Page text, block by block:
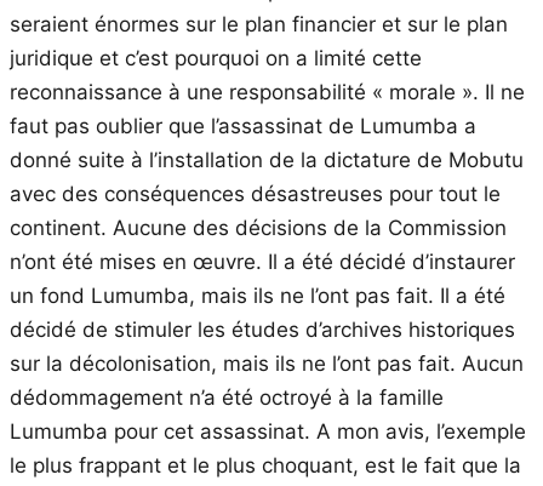
seraient énormes sur le plan financier et sur le plan
juridique et c’est pourquoi on a limité cette
reconnaissance à une responsabilité « morale ». Il ne
faut pas oublier que l’assassinat de Lumumba a
donné suite à l’installation de la dictature de Mobutu
avec des conséquences désastreuses pour tout le
continent. Aucune des décisions de la Commission
n’ont été mises en œuvre. Il a été décidé d’instaurer
un fond Lumumba, mais ils ne l’ont pas fait. Il a été
décidé de stimuler les études d’archives historiques
sur la décolonisation, mais ils ne l’ont pas fait. Aucun
dédommagement n’a été octroyé à la famille
Lumumba pour cet assassinat. A mon avis, l’exemple
le plus frappant et le plus choquant, est le fait que la